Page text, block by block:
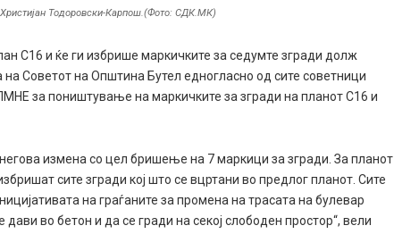
Христијан Тодоровски-Карпош.(Фото: СДК.МК)
С16 и ќе ги избрише маркичките за седумте згради долж
Советот на Општина Бутел едногласно од сите советници
за поништување на маркичките за згради на планот С16 и
измена со цел бришење на 7 маркици за згради. За планот
сите згради кој што се вцртани во предлог планот. Сите
на граѓаните за промена на трасата на булевар
во бетон и да се гради на секој слободен простор“, вели